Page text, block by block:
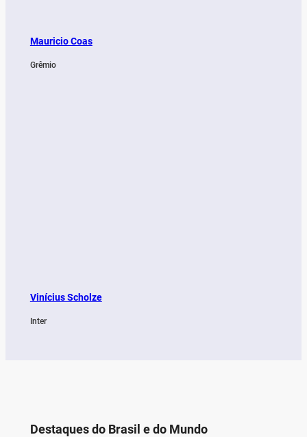
Mauricio Coas
Grêmio
Vinícius Scholze
Inter
Destaques do Brasil e do Mundo